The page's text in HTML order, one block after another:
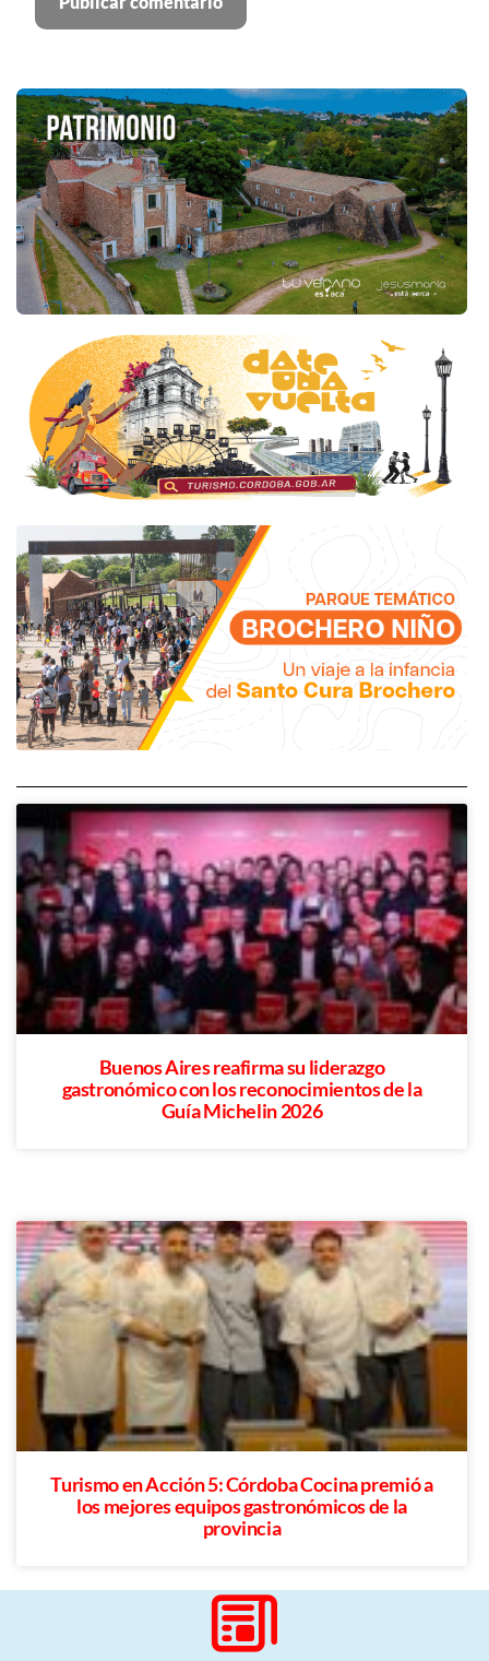
Buenos Aires reafirma su liderazgo
gastronómico con los reconocimientos de la
Guía Michelin 2026
Turismo en Acción 5: Córdoba Cocina premió a
los mejores equipos gastronómicos de la
provincia